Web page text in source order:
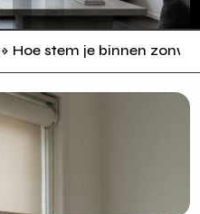
» Hoe stem je binnen